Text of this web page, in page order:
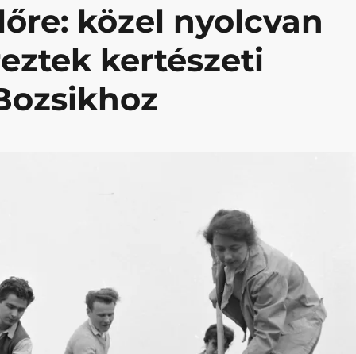
közel nyolcvan
kertészeti